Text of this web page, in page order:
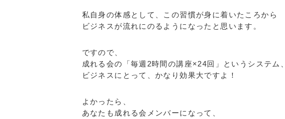
私自身の体感として、この習慣が身に着いたころから
ビジネスが流れにのるようになったと思います。
ですので、
成れる会の「毎週2時間の講座×24回」というシステム、
ビジネスにとって、かなり効果大ですよ！
よかったら、
あなたも成れる会メンバーになって、